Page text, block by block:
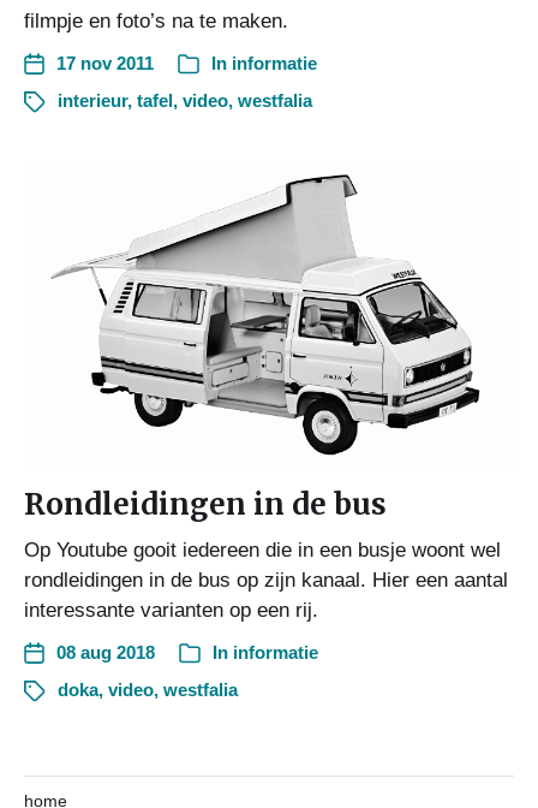
filmpje en foto’s na te maken.
17 nov 2011 In informatie
interieur, tafel, video, westfalia
Rondleidingen in de bus
Op Youtube gooit iedereen die in een busje woont wel
rondleidingen in de bus op zijn kanaal. Hier een aantal
interessante varianten op een rij.
08 aug 2018 In informatie
doka, video, westfalia
home